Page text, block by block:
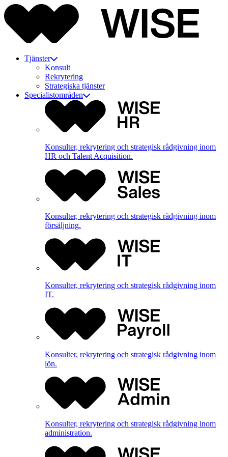
Tjänster
Konsult
Rekrytering
Strategiska tjänster
Specialistområden
Konsulter, rekrytering och strategisk rådgivning inom
HR och Talent Acquisition.
Konsulter, rekrytering och strategisk rådgivning inom
försäljning.
Konsulter, rekrytering och strategisk rådgivning inom
IT.
Konsulter, rekrytering och strategisk rådgivning inom
lön.
Konsulter, rekrytering och strategisk rådgivning inom
administration.